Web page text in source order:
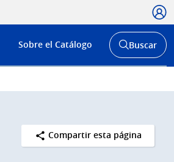
Menú
de
Sobre el Catálogo
Abrir
buscador
Buscar
Compartir esta página